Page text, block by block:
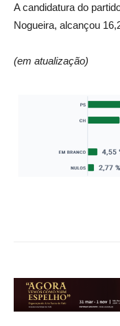
A candidatura do
Nogueira, alcançou
(em atualização)